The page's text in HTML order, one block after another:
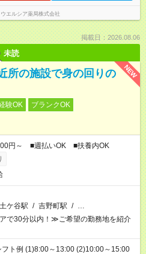
ウエルシア薬局株式会社
掲載日：2026.08.06
未読
NEW
の施設で身の回りの
験OK
ブランクOK
円～ ■週払いOK ■扶養内OK
ケ谷駅 / 吉野町駅 / …
で30分以内！≫ご希望の勤務地を紹介